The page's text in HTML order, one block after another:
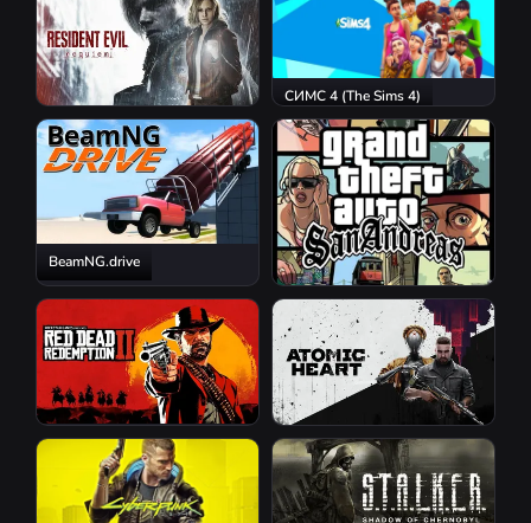
Chornobyl
Resident Evil Requiem
СИМС 4 (The Sims 4)
BeamNG.drive
GTA San Andreas
Red Dead Redemption 2 Atomic Heart